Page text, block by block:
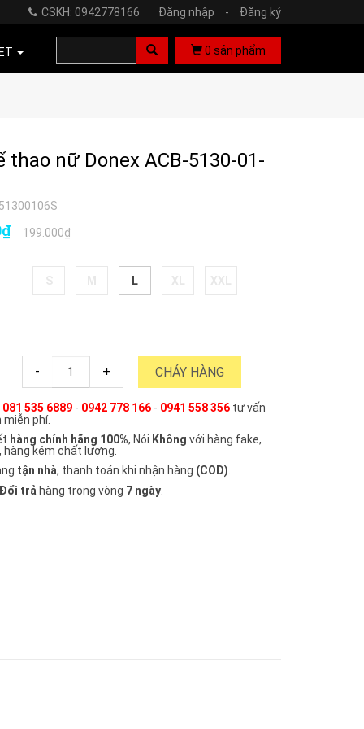
CSKH: 0942778166 Đăng nhập - Đăng ký
0 sản phẩm
thao nữ Donex ACB-5130-01-
199.000₫
L
- + CHÁY HÀNG
081 535 6889 - 0942 778 166 - 0941 558 356 tư vấn
phí.
hàng chính hãng 100%, Nói Không với hàng fake,
hàng kém chất lượng.
tận nhà, thanh toán khi nhận hàng (COD).
trả hàng trong vòng 7 ngày